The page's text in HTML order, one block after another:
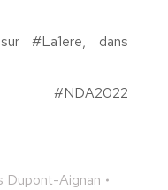
#La1ere, dans
Dupont-Aignan